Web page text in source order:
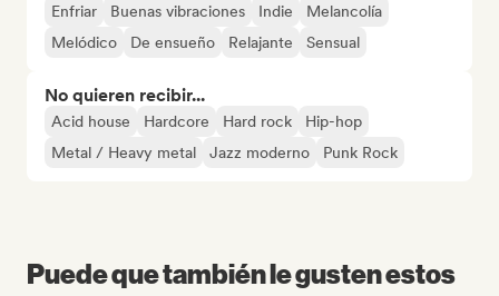
Enfriar Buenas vibraciones Indie
Melancolía
Melódico
De ensueño Relajante Sensual
No quieren recibir...
Acid house Hardcore Hard rock
Hip-hop
Metal / Heavy metal
Jazz moderno Punk Rock
Puede que también le gusten estos